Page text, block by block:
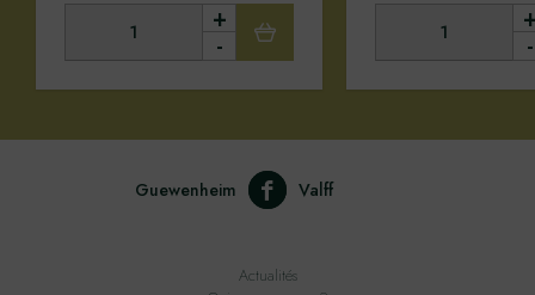
-
+
-
Guewenheim Valff
Actualités